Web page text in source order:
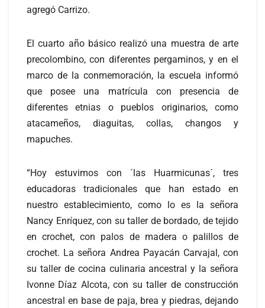
agregó Carrizo.
El cuarto año básico realizó una muestra de arte
precolombino, con diferentes pergaminos, y en el
marco de la conmemoración, la escuela informó
que posee una matrícula con presencia de
diferentes etnias o pueblos originarios, como
atacameños, diaguitas, collas, changos y
mapuches.
“Hoy estuvimos con ´las Huarmicunas´, tres
educadoras tradicionales que han estado en
nuestro establecimiento, como lo es la señora
Nancy Enríquez, con su taller de bordado, de tejido
en crochet, con palos de madera o palillos de
crochet. La señora Andrea Payacán Carvajal, con
su taller de cocina culinaria ancestral y la señora
Ivonne Díaz Alcota, con su taller de construcción
ancestral en base de paja, brea y piedras, dejando